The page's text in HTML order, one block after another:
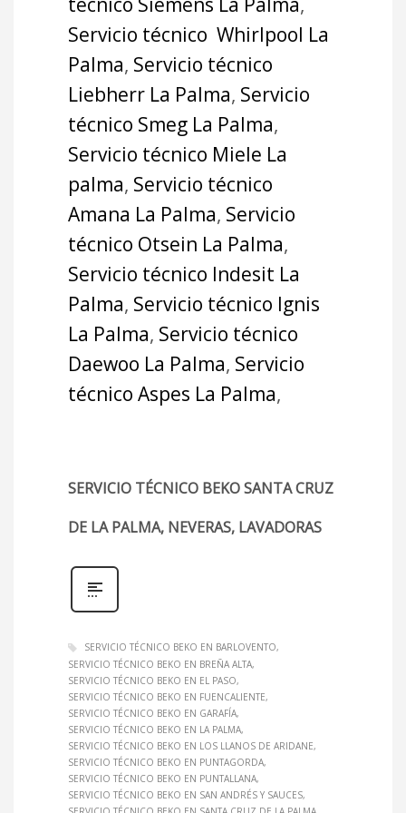
Servicio técnico Whirlpool La
Palma, Servicio técnico
Liebherr La Palma, Servicio
técnico Smeg La Palma,
Servicio técnico Miele La
palma, Servicio técnico
Amana La Palma, Servicio
técnico Otsein La Palma,
Servicio técnico Indesit La
Palma, Servicio técnico Ignis
La Palma, Servicio técnico
Daewoo La Palma, Servicio
técnico Aspes La Palma,
SERVICIO TÉCNICO BEKO SANTA CRUZ
DE LA PALMA, NEVERAS, LAVADORAS
SERVICIO TÉCNICO BEKO EN BARLOVENTO
SERVICIO TÉCNICO BEKO EN BREÑA ALTA
SERVICIO TÉCNICO BEKO EN EL PASO
SERVICIO TÉCNICO BEKO EN FUENCALIENTE
SERVICIO TÉCNICO BEKO EN GARAFÍA
SERVICIO TÉCNICO BEKO EN LA PALMA
SERVICIO TÉCNICO BEKO EN LOS LLANOS DE ARIDANE
SERVICIO TÉCNICO BEKO EN PUNTAGORDA
SERVICIO TÉCNICO BEKO EN PUNTALLANA
SERVICIO TÉCNICO BEKO EN SAN ANDRÉS Y SAUCES